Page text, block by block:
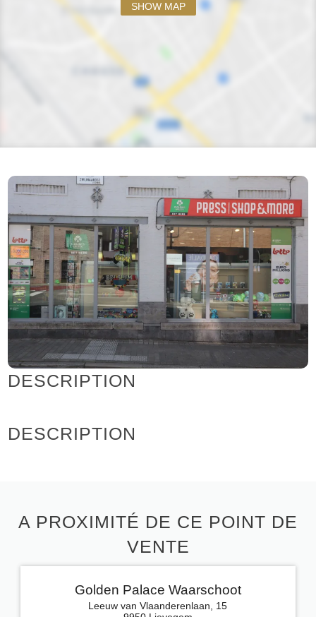
SHOW MAP
DESCRIPTION
DESCRIPTION
A PROXIMITÉ DE CE POINT DE
VENTE
Golden Palace Waarschoot
Leeuw van Vlaanderenlaan, 15